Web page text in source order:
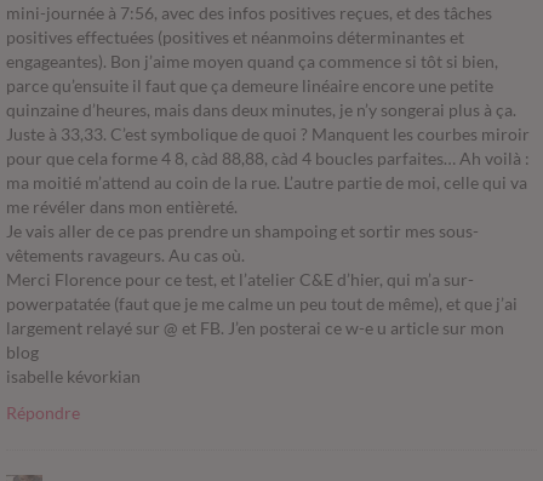
mini-journée à 7:56, avec des infos positives reçues, et des tâches
positives effectuées (positives et néanmoins déterminantes et
engageantes). Bon j’aime moyen quand ça commence si tôt si bien,
parce qu’ensuite il faut que ça demeure linéaire encore une petite
quinzaine d’heures, mais dans deux minutes, je n’y songerai plus à ça.
Juste à 33,33. C’est symbolique de quoi ? Manquent les courbes miroir
pour que cela forme 4 8, càd 88,88, càd 4 boucles parfaites… Ah voilà :
ma moitié m’attend au coin de la rue. L’autre partie de moi, celle qui va
me révéler dans mon entièreté.
Je vais aller de ce pas prendre un shampoing et sortir mes sous-
vêtements ravageurs. Au cas où.
Merci Florence pour ce test, et l’atelier C&E d’hier, qui m’a sur-
powerpatatée (faut que je me calme un peu tout de même), et que j’ai
largement relayé sur @ et FB. J’en posterai ce w-e u article sur mon
blog
isabelle kévorkian
Répondre